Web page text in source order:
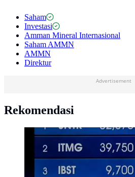
Saham
Investasi
Amman Mineral Internasional
Saham AMMN
AMMN
Direktur
Advertisement
Rekomendasi